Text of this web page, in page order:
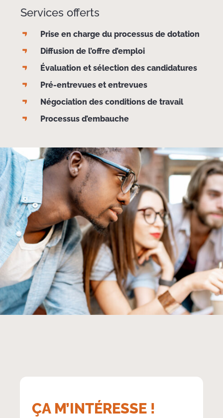
Services offerts
Prise en charge du processus de dotation
Diffusion de l’offre d’emploi
Évaluation et sélection des candidatures
Pré-entrevues et entrevues
Négociation des conditions de travail
Processus d’embauche
ÇA M’INTÉRESSE !